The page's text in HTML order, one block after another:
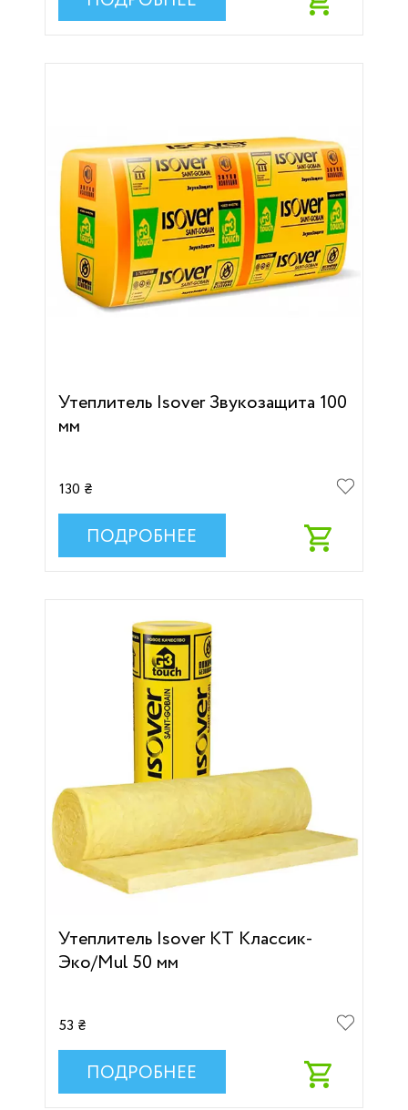
Утеплитель Isover Звукозащита 100
мм
130 ₴
ПОДРОБНЕЕ
Утеплитель Isover KT Классик-
Эко/Mul 50 мм
53 ₴
ПОДРОБНЕЕ